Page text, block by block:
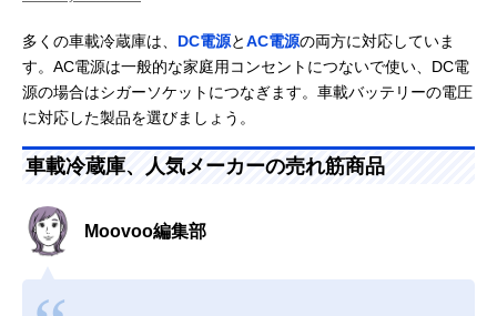
多くの車載冷蔵庫は、 DC電源とAC電源の両方に対応していま
す。AC電源は一般的な家庭用コンセントにつないで使い、DC電
源の場合はシガーソケットにつなぎます。車載バッテリーの電圧
に対応した製品を選びましょう。
車載冷蔵庫、人気メーカーの売れ筋商品
Moovoo編集部